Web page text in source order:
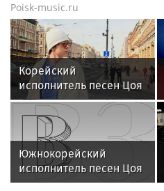
Poisk-music.ru
Корейский
исполнитель песен Цоя
Сон Вон Соп захотел
пожить в Нижнем
Новгороде
Южнокорейский
исполнитель песен Цоя
Сон Вон Соп захотел